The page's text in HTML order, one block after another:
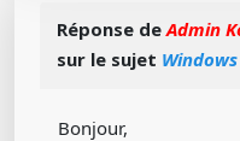
Réponse deAdmin
sur le sujet
Bonjour,